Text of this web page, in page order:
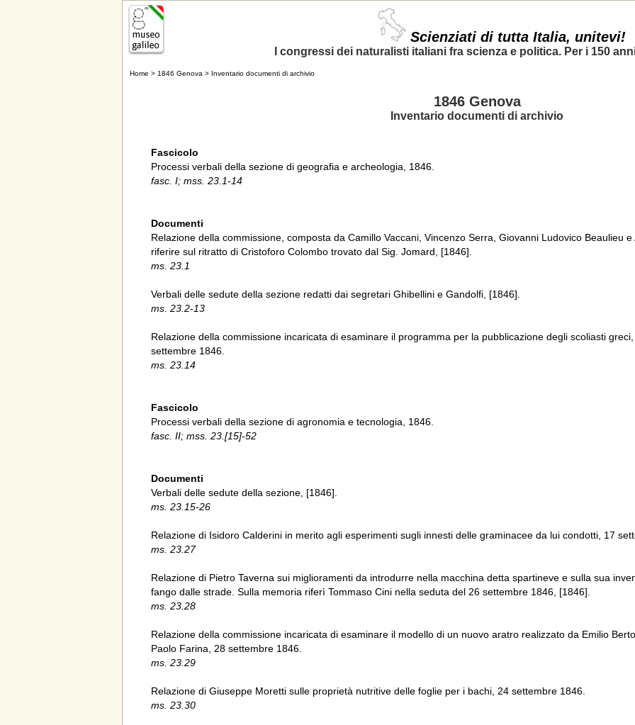
Scienziati di tutta Italia, unitevi!
I congressi dei naturalisti italiani fra scienza e politica. Per i 150
Home > 1846 Genova > Inventario documenti di archivio
1846 Genova
Inventario documenti di archivio
Fascicolo
Processi verbali della sezione di geografia e archeologia, 1846.
fasc. I; mss. 23.1-14
Documenti
Relazione della commissione, composta da Camillo Vaccani, Vincenzo Serra, Giovanni Ludovico Beaulieu
riferire sul ritratto di Cristoforo Colombo trovato dal Sig. Jomard, [1846].
ms. 23.1
Verbali delle sedute della sezione redatti dai segretari Ghibellini e Gandolfi, [1846].
ms. 23.2-13
Relazione della commissione incaricata di esaminare il programma per la pubblicazione degli scoliasti
settembre 1846.
ms. 23.14
Fascicolo
Processi verbali della sezione di agronomia e tecnologia, 1846.
fasc. II; mss. 23.[15]-52
Documenti
Verbali delle sedute della sezione, [1846].
ms. 23.15-26
Relazione di Isidoro Calderini in merito agli esperimenti sugli innesti delle graminacee da lui condotti, 17
ms. 23.27
Relazione di Pietro Taverna sui miglioramenti da introdurre nella macchina detta spartineve e sulla sua
fango dalle strade. Sulla memoria riferì Tommaso Cini nella seduta del 26 settembre 1846, [1846].
ms. 23.28
Relazione della commissione incaricata di esaminare il modello di un nuovo aratro realizzato da Emilio
Paolo Farina, 28 settembre 1846.
ms. 23.29
Relazione di Giuseppe Moretti sulle proprietà nutritive delle foglie per i bachi, 24 settembre 1846.
ms. 23.30